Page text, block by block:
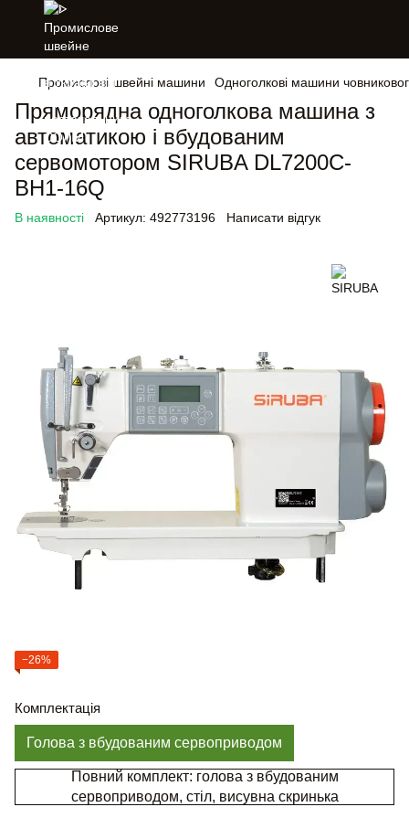
Промислові швейні машини Одноголкові машини
Пряморядна одноголкова машина з
автоматикою і вбудованим
сервомотором SIRUBA DL7200C-
BH1-16Q
В наявності Артикул: 492773196 Написати відгук
−26%
Комплектація
Голова з вбудованим сервоприводом
Повний комплект: голова з вбудованим
сервоприводом, стіл, висувна скринька